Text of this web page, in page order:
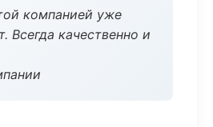
компанией уже
Всегда качественно и